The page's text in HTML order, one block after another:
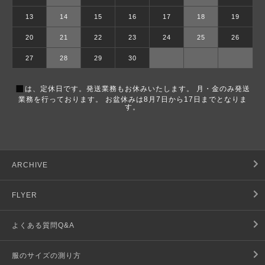
13 14 15 16 17 18 19
20 21 22 23 24 25 26
27 28 29 30
■ は、定休日です。発送業務もお休みいたします。 月・金のみ発送
業務を行っております。 お盆休みは8月7日から17日までとなりま
す。
ARCHIVE
FLYER
よくある質問Q&A
服のサイズの測り方